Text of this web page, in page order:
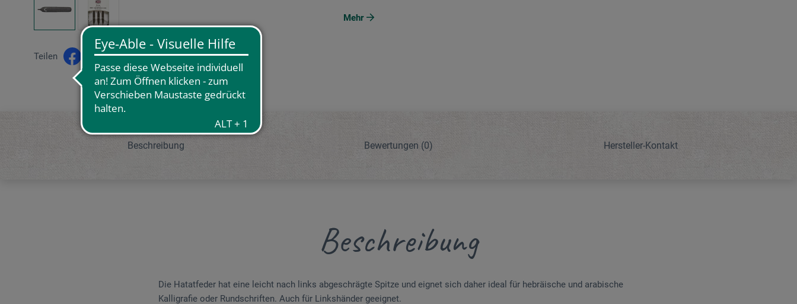
Teilen
Mehr
Beschreibung Bewertungen (0) Hersteller-Kontakt
Beschreibung
Die Hatatfeder hat eine leicht nach links abgeschrägte Spitze und eignet sich daher ideal für hebräische und arabische
Kalligrafie oder Rundschriften. Auch für Linkshänder geeignet.